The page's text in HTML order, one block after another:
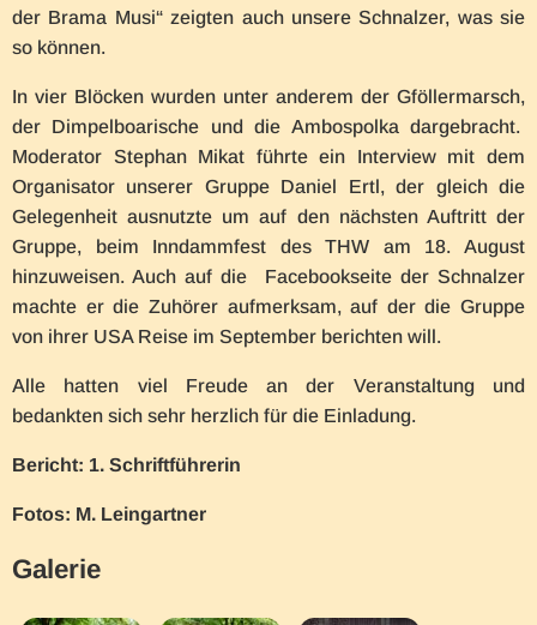
der Brama Musi“ zeigten auch unsere Schnalzer, was sie
so können.
In vier Blöcken wurden unter anderem der Gföllermarsch,
der Dimpelboarische und die Ambospolka dargebracht.
Moderator Stephan Mikat führte ein Interview mit dem
Organisator unserer Gruppe Daniel Ertl, der gleich die
Gelegenheit ausnutzte um auf den nächsten Auftritt der
Gruppe, beim Inndammfest des THW am 18. August
hinzuweisen. Auch auf die Facebookseite der Schnalzer
machte er die Zuhörer aufmerksam, auf der die Gruppe
von ihrer USA Reise im September berichten will.
Alle hatten viel Freude an der Veranstaltung und
bedankten sich sehr herzlich für die Einladung.
Bericht: 1. Schriftführerin
Fotos: M. Leingartner
Galerie